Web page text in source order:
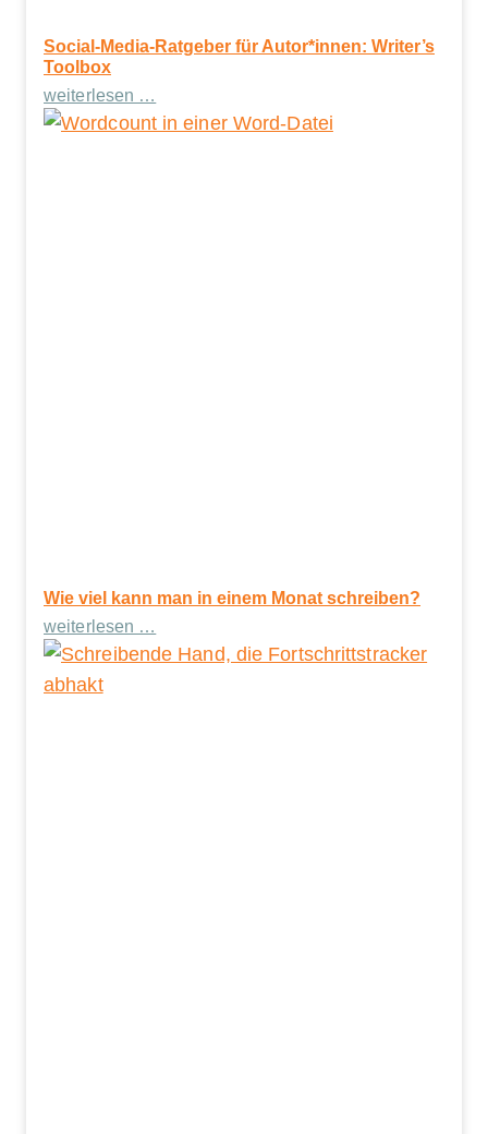
Social-Media-Ratgeber für Autor*innen: Writer’s
Toolbox
weiterlesen …
Wie viel kann man in einem Monat schreiben?
weiterlesen …